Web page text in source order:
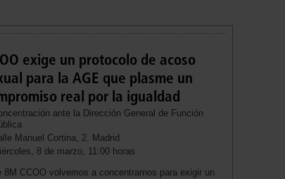
exige un protocolo de acoso
para la AGE que plasme un
real por la igualdad
ante la Dirección General de Función
Manuel Cortina, 2. Madrid
8 de marzo, 11:00 horas
8M CCOO volvemos a concentrarnos para exigir un